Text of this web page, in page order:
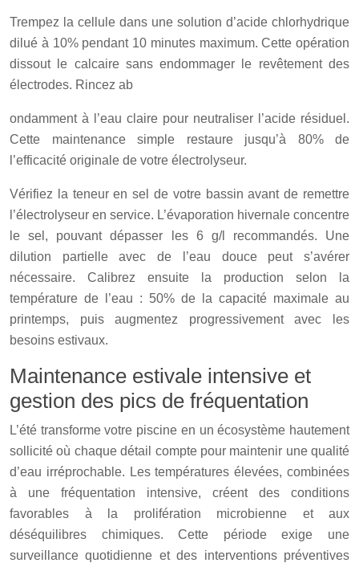
Trempez la cellule dans une solution d’acide chlorhydrique
dilué à 10% pendant 10 minutes maximum. Cette opération
dissout le calcaire sans endommager le revêtement des
électrodes. Rincez ab
ondamment à l’eau claire pour neutraliser l’acide résiduel.
Cette maintenance simple restaure jusqu’à 80% de
l’efficacité originale de votre électrolyseur.
Vérifiez la teneur en sel de votre bassin avant de remettre
l’électrolyseur en service. L’évaporation hivernale concentre
le sel, pouvant dépasser les 6 g/l recommandés. Une
dilution partielle avec de l’eau douce peut s’avérer
nécessaire. Calibrez ensuite la production selon la
température de l’eau : 50% de la capacité maximale au
printemps, puis augmentez progressivement avec les
besoins estivaux.
Maintenance estivale intensive et
gestion des pics de fréquentation
L’été transforme votre piscine en un écosystème hautement
sollicité où chaque détail compte pour maintenir une qualité
d’eau irréprochable. Les températures élevées, combinées
à une fréquentation intensive, créent des conditions
favorables à la prolifération microbienne et aux
déséquilibres chimiques. Cette période exige une
surveillance quotidienne et des interventions préventives